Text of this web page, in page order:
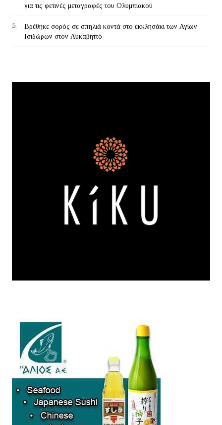
για τις φετινές μεταγραφές του Ολυμπιακού
5.
Βρέθηκε σορός σε σπηλιά κοντά στο εκκλησάκι των Αγίων
Ισιδώρων στον Λυκαβηττό